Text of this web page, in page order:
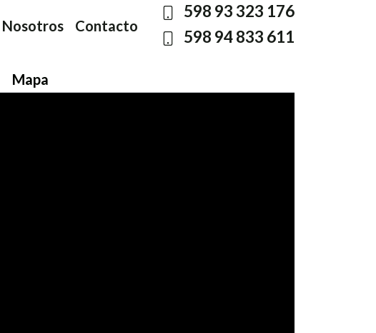
Nosotros Contacto
598 93 323 176
598 94 833 611
Mapa